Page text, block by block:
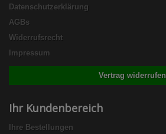
Datenschutzerklärung
AGBs
Widerrufsrecht
Impressum
Vertrag widerrufen
Ihr Kundenbereich
Ihre Bestellungen